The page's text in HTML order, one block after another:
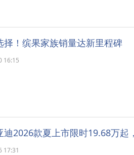
择！缤果家族销量达新里程碑
16:15
17:31